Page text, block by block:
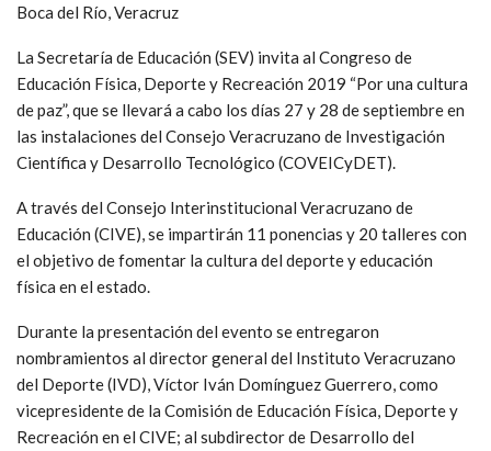
Boca del Río, Veracruz
La Secretaría de Educación (SEV) invita al Congreso de
Educación Física, Deporte y Recreación 2019 “Por una cultura
de paz”, que se llevará a cabo los días 27 y 28 de septiembre en
las instalaciones del Consejo Veracruzano de Investigación
Científica y Desarrollo Tecnológico (COVEICyDET).
A través del Consejo Interinstitucional Veracruzano de
Educación (CIVE), se impartirán 11 ponencias y 20 talleres con
el objetivo de fomentar la cultura del deporte y educación
física en el estado.
Durante la presentación del evento se entregaron
nombramientos al director general del Instituto Veracruzano
del Deporte (IVD), Víctor Iván Domínguez Guerrero, como
vicepresidente de la Comisión de Educación Física, Deporte y
Recreación en el CIVE; al subdirector de Desarrollo del